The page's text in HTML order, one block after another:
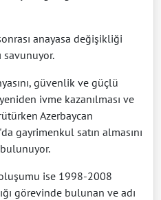
anayasa değişikliği
savunuyor.
güvenlik ve güçlü
ivme kazanılması ve
Azerbaycan
gayrimenkul satın almasını
ise 1998-2008
görevinde bulunan ve adı